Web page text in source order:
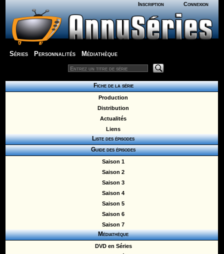
Inscription Connexion
Séries Personnalités Médiathèque
Fiche de la série
Production
Distribution
Actualités
Liens
Liste des épisodes
Guide des épisodes
Saison 1
Saison 2
Saison 3
Saison 4
Saison 5
Saison 6
Saison 7
Médiathèque
DVD en Séries